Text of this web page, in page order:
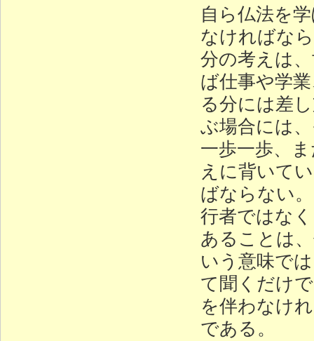
自ら仏法を
なければな
分の考えは
ば仕事や学
る分には差
ぶ場合には
一歩一歩、
えに背いて
ばならない
行者ではな
あることは
いう意味で
て聞くだけ
を伴わなけ
である。